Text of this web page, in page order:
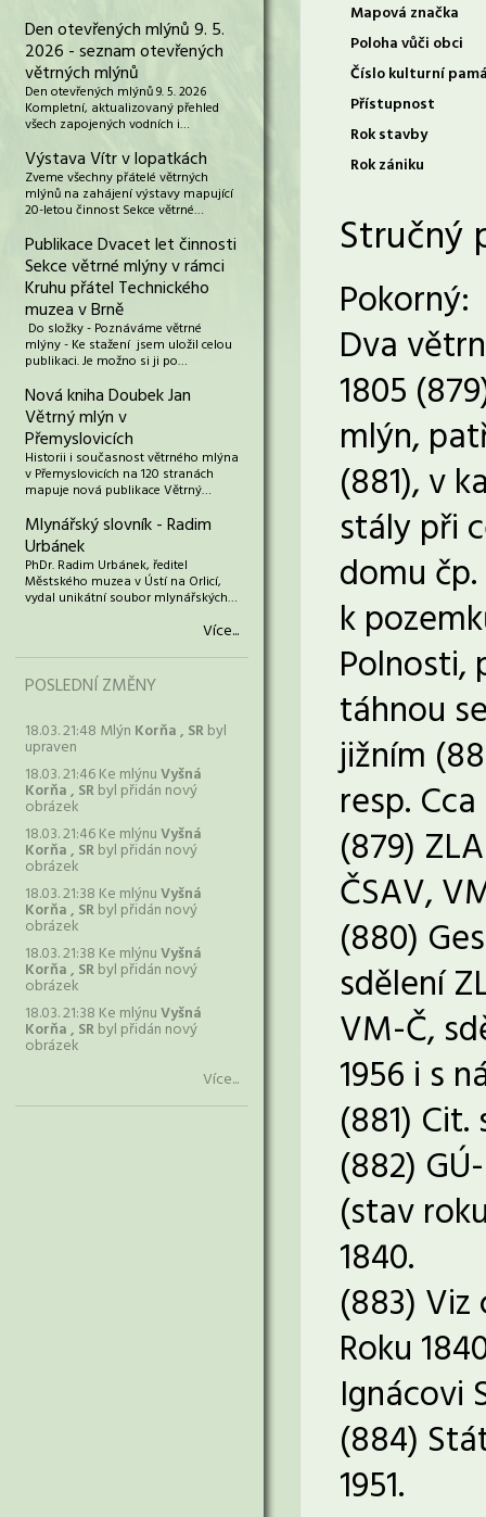
Den otevřených mlýnů 9. 5.
2026 - seznam otevřených
větrných mlýnů
Den otevřených mlýnů 9. 5. 2026
Kompletní, aktualizovaný přehled
všech zapojených vodních i…
Výstava Vítr v lopatkách
Zveme všechny přátelé větrných
mlýnů na zahájení výstavy mapující
20-letou činnost Sekce větrné…
Publikace Dvacet let činnosti
Sekce větrné mlýny v rámci
Kruhu přátel Technického
muzea v Brně
Do složky - Poznáváme větrné
mlýny - Ke stažení jsem uložil celou
publikaci. Je možno si ji po…
Nová kniha Doubek Jan
Větrný mlýn v
Přemyslovicích
Historii i současnost větrného mlýna
v Přemyslovicích na 120 stranách
mapuje nová publikace Větrný…
Mlynářský slovník - Radim
Urbánek
PhDr. Radim Urbánek, ředitel
Městského muzea v Ústí na Orlicí,
vydal unikátní soubor mlynářských…
Více...
POSLEDNÍ ZMĚNY
18.03. 21:48 Mlýn Korňa , SRbyl
upraven
18.03. 21:46 Ke mlýnuVyšná
Korňa , SRbyl přidán nový
obrázek
18.03. 21:46 Ke mlýnuVyšná
Korňa , SRbyl přidán nový
obrázek
18.03. 21:38 Ke mlýnuVyšná
Korňa , SRbyl přidán nový
obrázek
18.03. 21:38 Ke mlýnuVyšná
Korňa , SRbyl přidán nový
obrázek
18.03. 21:38 Ke mlýnuVyšná
Korňa , SRbyl přidán nový
obrázek
Více...
Mapová značka
Poloha vůči obci
Číslo kulturní
Přístupnost
Rok stavby
Rok zániku
Stručný
Pokorný:
Dva
1805
mlýn,
(881), v
stály při
domu
k
Polnosti,
táhnou
jižním
resp.
(879)
ČSAV,
(880)
sdělení
VM-Č,
1956 i s
(881)
(882)
(stav
1840.
(883)
Roku
Ignácovi
(884)
1951.